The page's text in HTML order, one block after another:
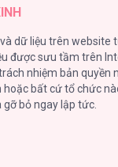
Và Đối Tác Hoàn Hảo
Vàng Nhé?
dữ liệu trên website
được sưu tầm trên
nhiệm bản quyền
bất cứ tổ chức
bỏ ngay lập tức.